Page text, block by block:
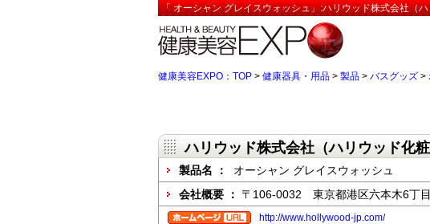
「 オーシャン グレイスウォッシュ」:ハリウッド株式会社（
健康美容EXPO：TOP > 健康器具・用品 > 製品 > バスグッズ >
ハリウッド株式会社（ハリウッド化粧
製品名 ：
オーシャン グレイスウォッシュ
会社概要 ： 〒106-0032 東京都港区六本木6丁
http://www.hollywood-jp.com/